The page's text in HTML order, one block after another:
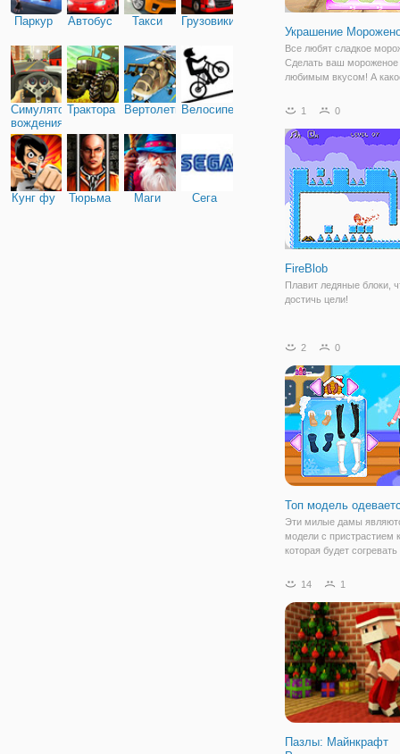
Паркур Автобус Такси Грузовики
Симулятор
вождения
Трактора ВертолетыВелосипед
Кунг фу Тюрьма Маги Сега
Украшение
Все любят сладкое
Сделать ваш
любимым вкусом! А
сегодня? Многие
забрать некоторые
фрукты... в конце игры,
1 0
FireBlob
Плавит ледяные блоки,
достичь цели!
2 0
Топ модель
Эти милые дамы
модели с пристрастием
которая будет
лучших костюмах и
блюз этой зимой. На
будете
14 1
Пазлы: Майнкрафт